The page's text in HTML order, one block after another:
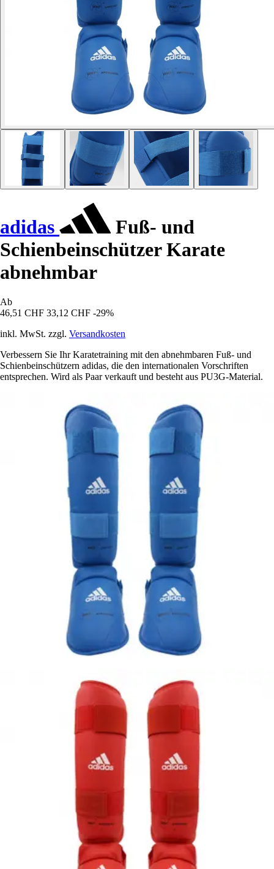
adidas
Fuß- und
Schienbeinschützer Karate
abnehmbar
Ab
46,51 CHF 33,12 CHF -29%
inkl. MwSt. zzgl. Versandkosten
Verbessern Sie Ihr Karatetraining mit den abnehmbaren Fuß- und
Schienbeinschützern adidas, die den internationalen Vorschriften
entsprechen. Wird als Paar verkauft und besteht aus PU3G-Material.